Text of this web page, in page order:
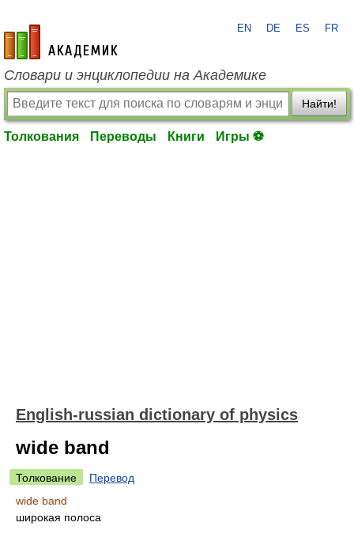
academic.ru
EN DE ES FR
Словари и энциклопедии на Академике
Найти!
Толкования Переводы Книги Игры ⚽
English-russian dictionary of physics
wide band
Толкование
Перевод
wide band
широкая полоса